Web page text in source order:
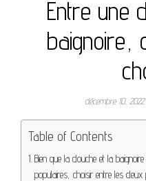
Entre une
baignoire,
décembre 10, 2022
Table of Contents
Bien que la douche et la
populaires, choisir entre les deux